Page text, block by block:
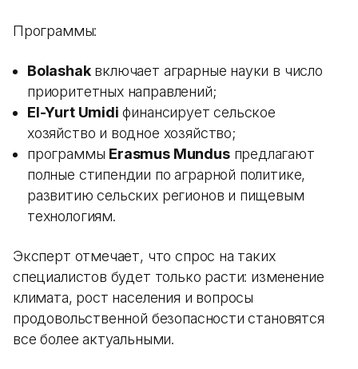
Программы:
Bolashakвключает аграрные науки в число
приоритетных направлений;
El-Yurt Umidi финансирует сельское
хозяйство и водное хозяйство;
программы Erasmus Mundusпредлагают
полные стипендии по аграрной политике,
развитию сельских регионов и пищевым
технологиям.
Эксперт отмечает, что спрос на таких
специалистов будет только расти: изменение
климата, рост населения и вопросы
продовольственной безопасности становятся
все более актуальными.